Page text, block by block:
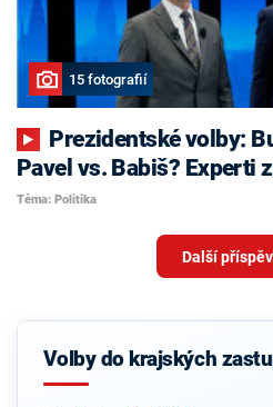
15 fotografií
Pavel vs. Babiš? Experti
Téma: Politika
Další
Volby do krajských